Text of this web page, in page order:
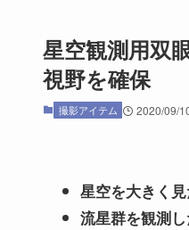
星空観測用双
視野を確保
撮影アイテム 2020/09/
星空を大きく見
流星群を観測し